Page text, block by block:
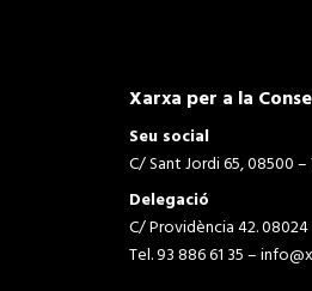
Xarxa per a la
Seu social
C/ Sant Jordi 65, 08500 –
Delegació
C/ Providència 42.
Tel. 93 886 61 35 –